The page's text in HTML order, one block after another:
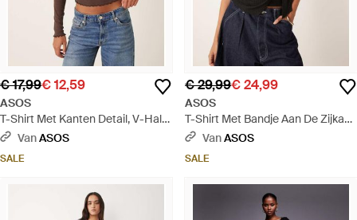
€ 17,99€ 12,59
ASOS
T-Shirt Met Kanten Detail, V-Hals
En Lange Mouwen - Blauw
VanASOS
SALE
€ 29,99€ 24,99
ASOS
T-Shirt Met Bandje Aan De Zijkant
En Gedrapeerde Details - Zwart
VanASOS
SALE